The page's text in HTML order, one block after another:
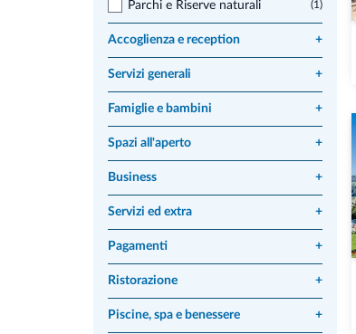
Parchi e Riserve naturali (1)
Accoglienza e reception +
Servizi generali +
Famiglie e bambini +
Spazi all'aperto +
Business +
Servizi ed extra +
Pagamenti +
Ristorazione +
Piscine, spa e benessere +